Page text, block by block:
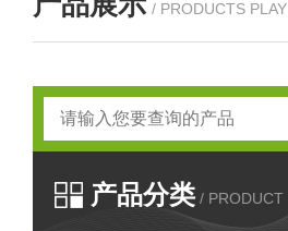
/ PRODUCTS PLAY
产品分类 / PRODUCT